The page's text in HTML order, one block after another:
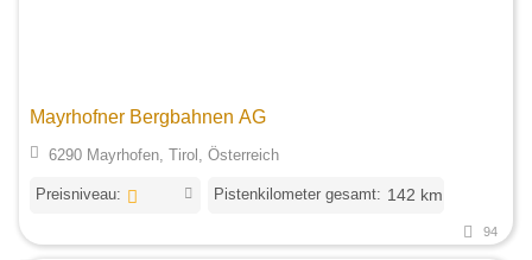
Mayrhofner Bergbahnen AG
6290 Mayrhofen, Tirol, Österreich
Preisniveau: Pistenkilometer gesamt: 142 km
94